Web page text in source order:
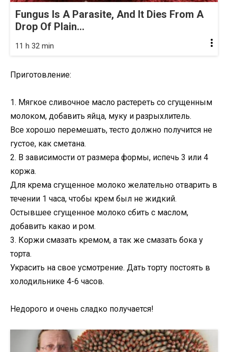
Fungus Is A Parasite, And It Dies From A
Drop Of Plain...
11 h 32 min
Приготовление:
1. Мягкое сливочное масло растереть со сгущенным
молоком, добавить яйца, муку и разрыхлитель.
Все хорошо перемешать, тесто должно получится не
густое, как сметана.
2. В зависимости от размера формы, испечь 3 или 4
коржа.
Для крема сгущенное молоко желательно отварить в
течении 1 часа, чтобы крем был не жидкий.
Остывшее сгущенное молоко сбить с маслом,
добавить какао и ром.
3. Коржи смазать кремом, а так же смазать бока у
торта.
Украсить на свое усмотрение. Дать торту постоять в
холодильнике 4-6 часов.
Недорого и очень сладко получается!